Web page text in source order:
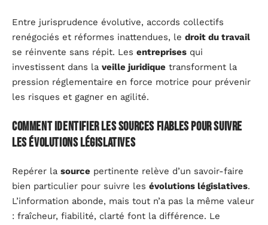
Entre jurisprudence évolutive, accords collectifs
renégociés et réformes inattendues, le droit du travail
se réinvente sans répit. Les entreprises qui
investissent dans la veille juridique transforment la
pression réglementaire en force motrice pour prévenir
les risques et gagner en agilité.
Comment identifier les sources fiables pour suivre
les évolutions législatives
Repérer la source pertinente relève d’un savoir-faire
bien particulier pour suivre les évolutions législatives.
L’information abonde, mais tout n’a pas la même valeur
: fraîcheur, fiabilité, clarté font la différence. Le